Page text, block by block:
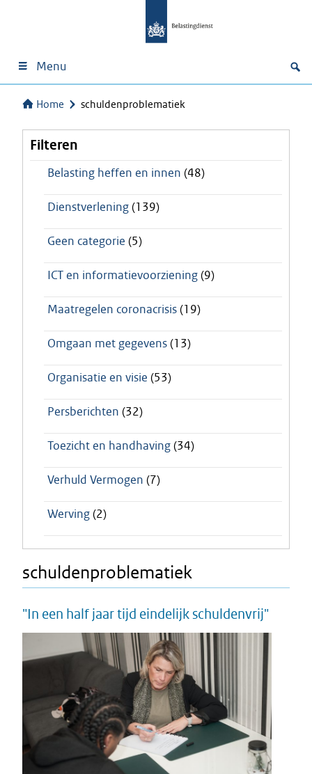
Menu
Home schuldenproblematiek
Filteren
Belasting heffen en innen (48)
Dienstverlening(139)
Geen categorie (5)
ICT en informatievoorziening(9)
Maatregelen coronacrisis(19)
Omgaan met gegevens(13)
Organisatie en visie (53)
Persberichten (32)
Toezicht en handhaving(34)
Verhuld Vermogen (7)
Werving(2)
schuldenproblematiek
"In een half jaar tijd eindelijk schuldenvrij"